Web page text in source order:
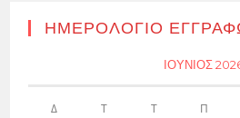
ΗΜΕΡΟΛΌΓΙΟ
ΙΟΎΝΙΟΣ
Δ Τ Τ Π